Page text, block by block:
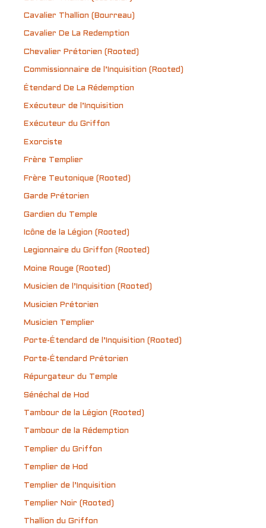
Cavalier Thallion (Bourreau)
Cavalier De La Redemption
Chevalier Prétorien (Rooted)
Commissionnaire de l’Inquisition (Rooted)
Étendard De La Rédemption
Exécuteur de l’Inquisition
Exécuteur du Griffon
Exorciste
Frère Templier
Frère Teutonique (Rooted)
Garde Prétorien
Gardien du Temple
Icône de la Légion (Rooted)
Legionnaire du Griffon (Rooted)
Moine Rouge (Rooted)
Musicien de l’Inquisition (Rooted)
Musicien Prétorien
Musicien Templier
Porte-Étendard de l’Inquisition (Rooted)
Porte-Étendard Prétorien
Répurgateur du Temple
Sénéchal de Hod
Tambour de la Légion (Rooted)
Tambour de la Rédemption
Templier du Griffon
Templier de Hod
Templier de l’Inquisition
Templier Noir (Rooted)
Thallion du Griffon